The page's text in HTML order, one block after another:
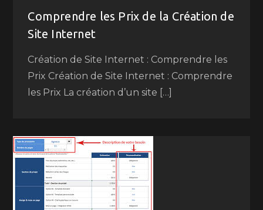
Comprendre les Prix de la Création de
Site Internet
Création de Site Internet : Comprendre les
Prix Création de Site Internet : Comprendre
les Prix La création d’un site […]